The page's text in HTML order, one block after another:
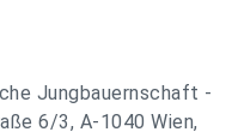
Jungbauernschaft -
6/3, A-1040 Wien,